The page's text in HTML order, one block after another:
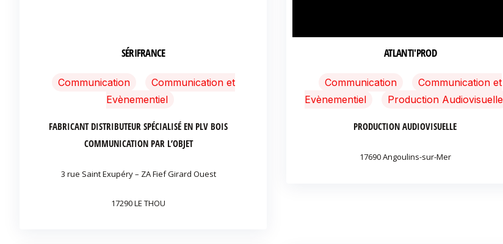
SÉRIFRANCE
Communication
Communication et
Evènementiel
FABRICANT DISTRIBUTEUR SPÉCIALISÉ EN PLV BOIS
COMMUNICATION PAR L’OBJET
3 rue Saint Exupéry – ZA Fief Girard Ouest
17290 LE THOU
ATLANTI'PROD
Communication
Communication et
Evènementiel
Production Audiovisuelle
PRODUCTION AUDIOVISUELLE
17690 Angoulins-sur-Mer